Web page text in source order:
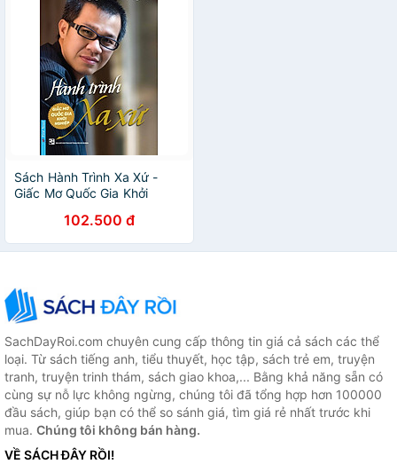
Sách Hành Trình Xa Xứ -
Giấc Mơ Quốc Gia Khởi
102.500 đ
SachDayRoi.com chuyên cung cấp thông tin giá cả sách các thể
loại. Từ sách tiếng anh, tiểu thuyết, học tập, sách trẻ em, truyện
tranh, truyện trinh thám, sách giao khoa,... Bằng khả năng sẵn có
cùng sự nỗ lực không ngừng, chúng tôi đã tổng hợp hơn 100000
đầu sách, giúp bạn có thể so sánh giá, tìm giá rẻ nhất trước khi
mua. Chúng tôi không bán hàng.
VỀ SÁCH ĐÂY RỒI!